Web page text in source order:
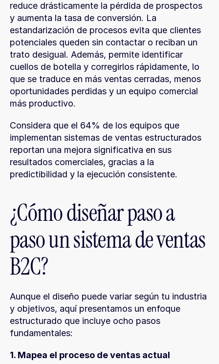
reduce drásticamente la pérdida de prospectos
y aumenta la tasa de conversión. La
estandarización de procesos evita que clientes
potenciales queden sin contactar o reciban un
trato desigual. Además, permite identificar
cuellos de botella y corregirlos rápidamente, lo
que se traduce en más ventas cerradas, menos
oportunidades perdidas y un equipo comercial
más productivo.
Considera que el 64% de los equipos que
implementan sistemas de ventas estructurados
reportan una mejora significativa en sus
resultados comerciales, gracias a la
predictibilidad y la ejecución consistente.
¿Cómo diseñar paso a
paso un sistema de ventas
B2C?
Aunque el diseño puede variar según tu industria
y objetivos, aquí presentamos un enfoque
estructurado que incluye ocho pasos
fundamentales:
1. Mapea el proceso de ventas actual